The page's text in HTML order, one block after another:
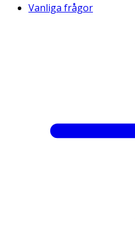
Vanliga frågor